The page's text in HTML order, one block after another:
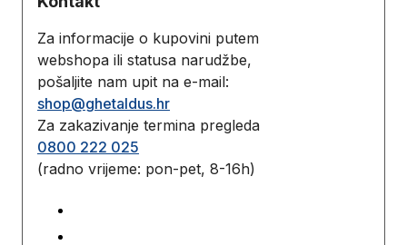
Za informacije o kupovini putem
webshopa ili statusa narudžbe,
pošaljite nam upit na e-mail:
shop@ghetaldus.hr
Za zakazivanje termina pregleda
0800 222 025
(radno vrijeme: pon-pet, 8-16h)